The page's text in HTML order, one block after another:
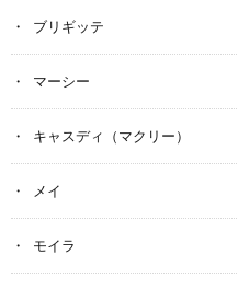
ブリギッテ
マーシー
キャスディ（マクリー）
メイ
モイラ